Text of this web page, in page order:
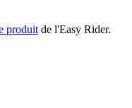
produit de l'Easy Rider.